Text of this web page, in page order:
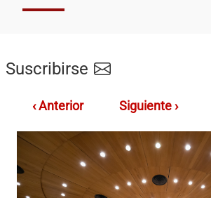
Suscribirse
‹ Anterior Siguiente ›